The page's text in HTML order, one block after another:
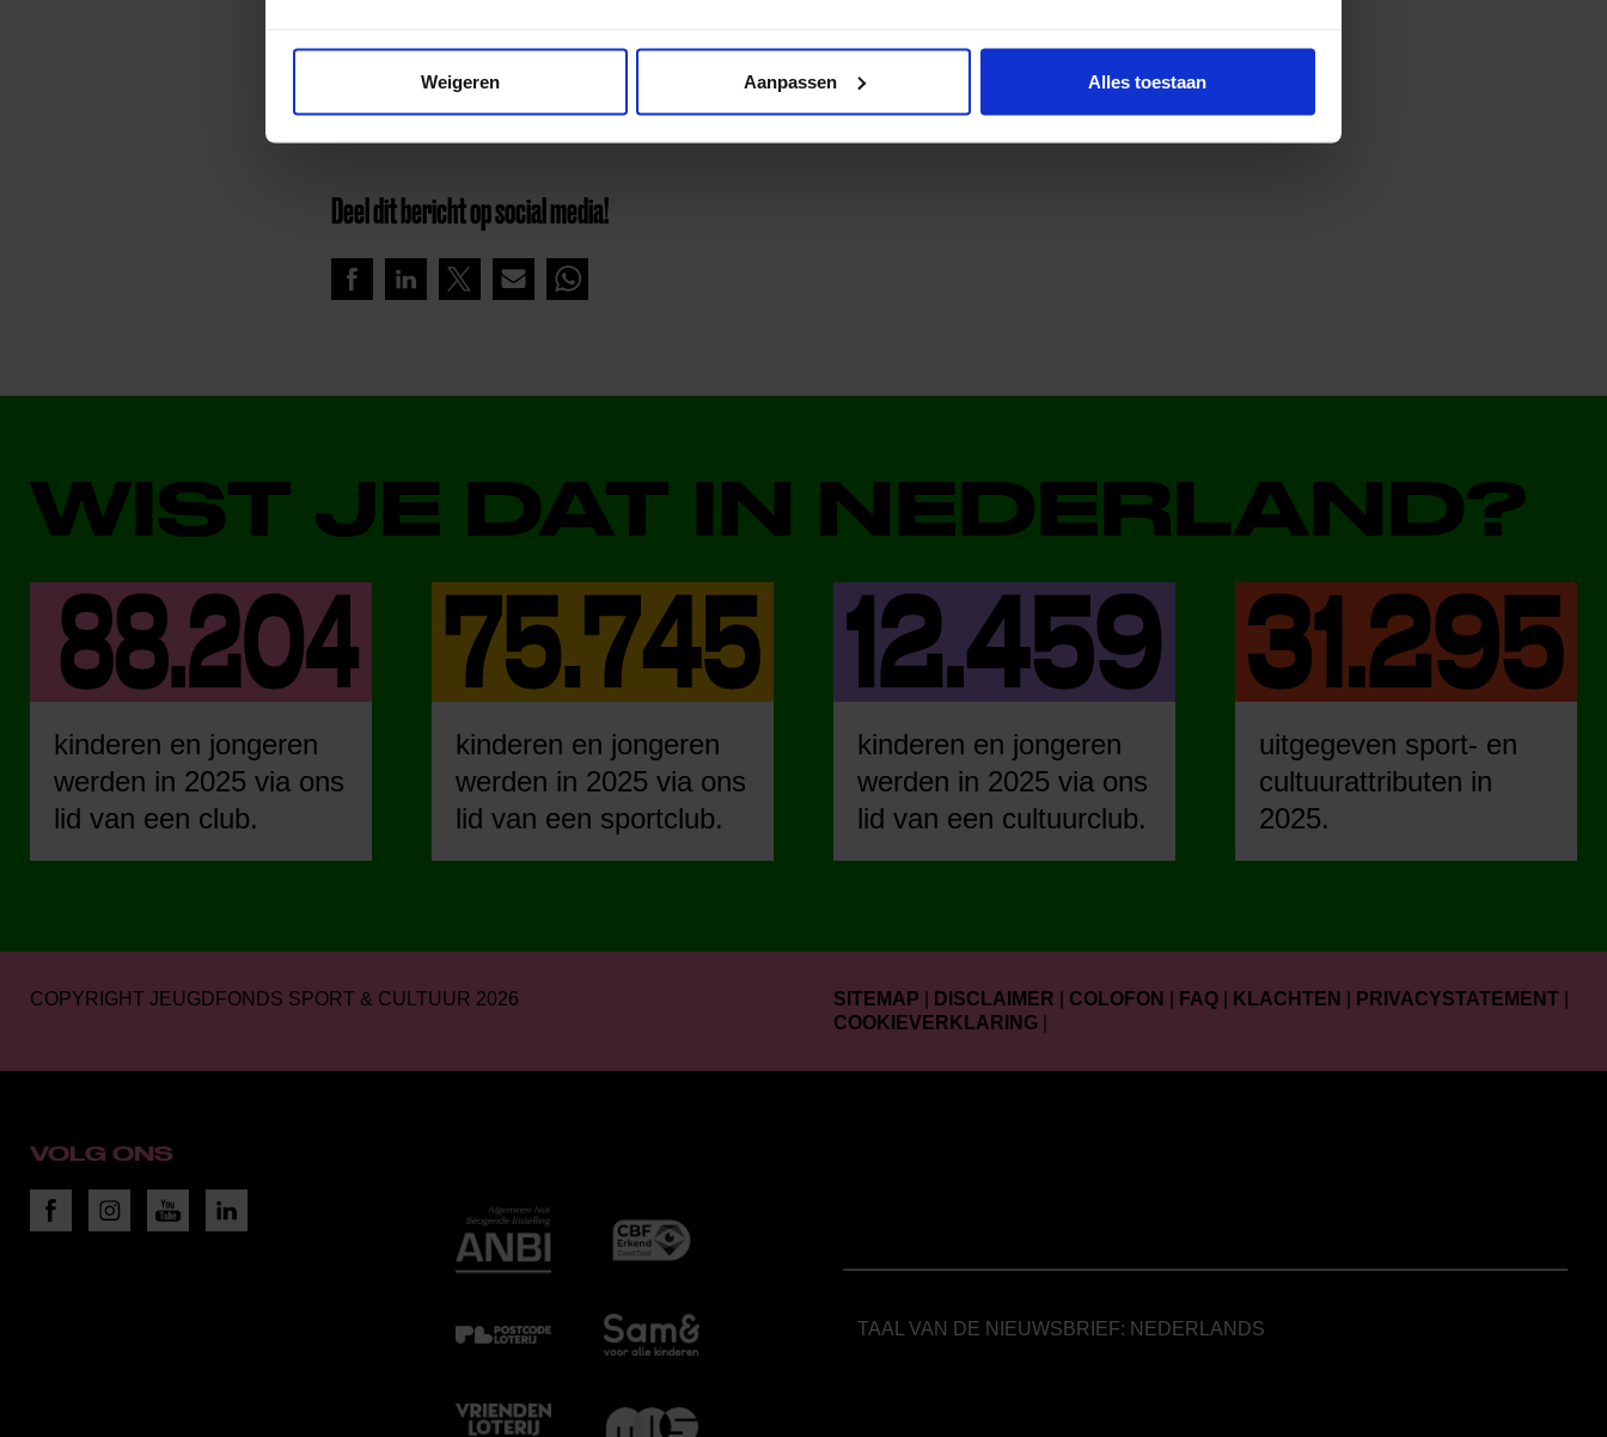
Weigeren Aanpassen Alles toestaan
Deel dit bericht op social media!
WIST JE DAT IN NEDERLAND?
kinderen en jongeren
werden in 2025 via ons
lid van een club.
kinderen en jongeren
werden in 2025 via ons
lid van een sportclub.
kinderen en jongeren
werden in 2025 via ons
lid van een cultuurclub.
uitgegeven sport- en
cultuurattributen in
2025.
COPYRIGHT JEUGDFONDS SPORT & CULTUUR 2026 SITEMAP DISCLAIMER COLOFON FAQ KLACHTEN PRIVACYSTATEMENT
COOKIEVERKLARING
VOLG ONS
TAAL VAN DE NIEUWSBRIEF: NEDERLANDS